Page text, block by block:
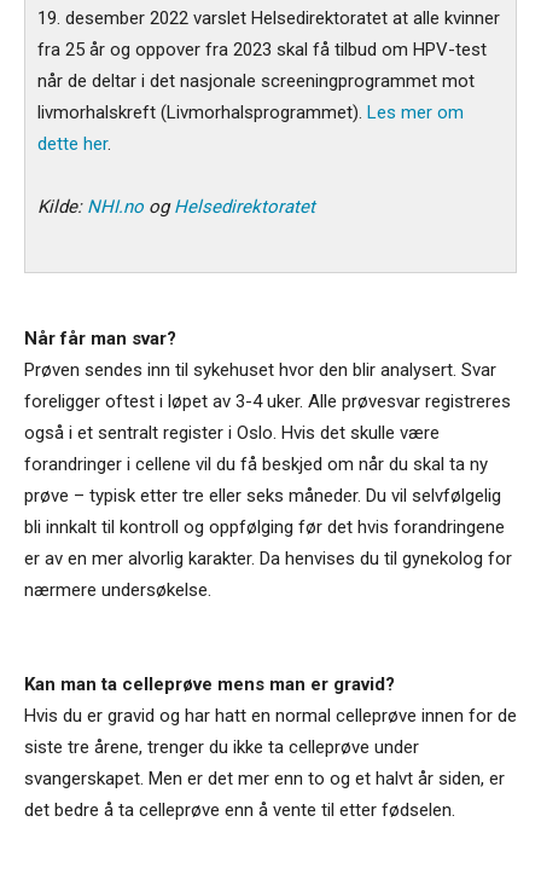
19. desember 2022 varslet Helsedirektoratet at alle kvinner
fra 25 år og oppover fra 2023 skal få tilbud om HPV-test
når de deltar i det nasjonale screeningprogrammet mot
livmorhalskreft (Livmorhalsprogrammet). Les mer om
dette her.
Kilde:NHI.no ogHelsedirektoratet
Når får man svar?
Prøven sendes inn til sykehuset hvor den blir analysert. Svar
foreligger oftest i løpet av 3-4 uker. Alle prøvesvar registreres
også i et sentralt register i Oslo. Hvis det skulle være
forandringer i cellene vil du få beskjed om når du skal ta ny
prøve – typisk etter tre eller seks måneder. Du vil selvfølgelig
bli innkalt til kontroll og oppfølging før det hvis forandringene
er av en mer alvorlig karakter. Da henvises du til gynekolog for
nærmere undersøkelse.
Kan man ta celleprøve mens man er gravid?
Hvis du er gravid og har hatt en normal celleprøve innen for de
siste tre årene, trenger du ikke ta celleprøve under
svangerskapet. Men er det mer enn to og et halvt år siden, er
det bedre å ta celleprøve enn å vente til etter fødselen.